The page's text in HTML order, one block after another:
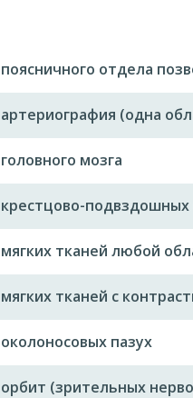
отдела
(одна
мозга
подвздошных
тканей любой
тканей с
пазух
(зрительных